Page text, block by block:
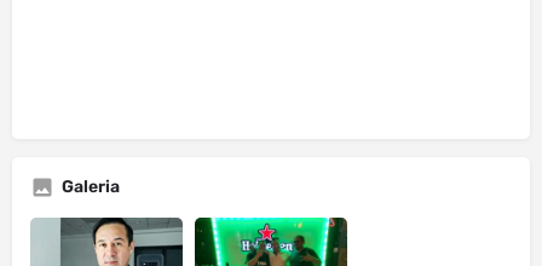
Galeria